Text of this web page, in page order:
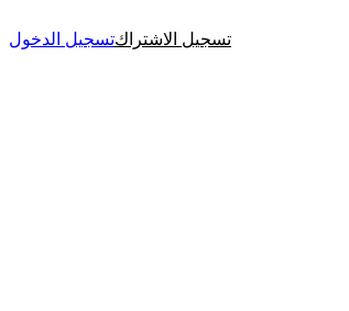
تسجيل الاشتراكتسجيل الدخول